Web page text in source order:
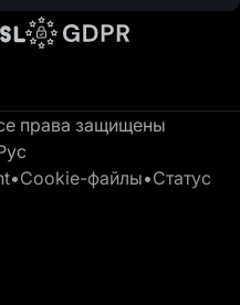
права защищены
•Cookie-файлы•Статус